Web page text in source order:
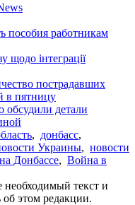
пособия работникам
щодо інтеграції
пострадавших
в пятницу
обсудили детали
, донбасс,
Украины, новости
Донбассе, Война в
текст и
этом редакции.